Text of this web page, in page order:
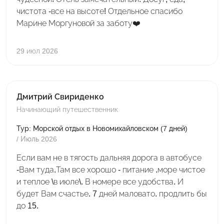
чистота -все на высоте! Отдельное спасибо
Марине Моргуновой за заботу❤️
29 июл 2026
Дмитрий Свириденко
Начинающий путешественник
Тур: Морской отдых в Новомихайловском (7 дней)
/ Июль 2026
Если вам не в тягость дальняя дорога в автобусе
-Вам туда.Там все хорошо - питание .море чистое
и теплое \в июле\. В номере все удобства. И
будет Вам счастье. 7 дней маловато. продлить бы
до 15.